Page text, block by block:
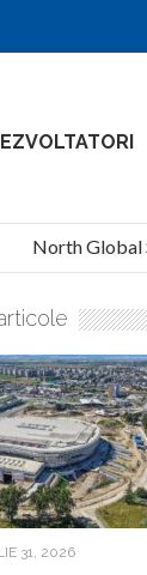
North Global
31, 2026